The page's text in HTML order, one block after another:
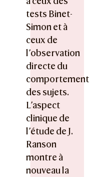
tests Binet-
Simon et à
ceux de
l’observation
directe du
comportement
des sujets.
L’aspect
clinique de
l’étude de J.
Ranson
montre à
nouveau la